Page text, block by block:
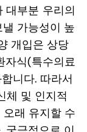
대부분 우리의
가능성이 높
개입은 상당
자식(특수의료
니다. 따라서
체 및 인지적
래 유지할 수